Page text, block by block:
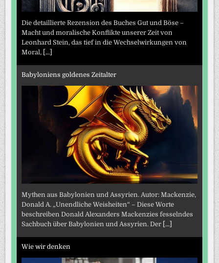
Die detaillierte Rezension des Buches Gut und Böse –
Macht und moralische Konflikte unserer Zeit von
Leonhard Stein, das tief in die Wechselwirkungen von
Moral,
[...]
Babyloniens goldenes Zeitalter
Mythen aus Babylonien und Assyrien. Autor: Mackenzie,
Donald A. „Unendliche Weisheiten“ – Diese Worte
beschreiben Donald Alexanders Mackenzies fesselndes
Sachbuch über Babylonien und Assyrien. Der [...]
Wie wir denken